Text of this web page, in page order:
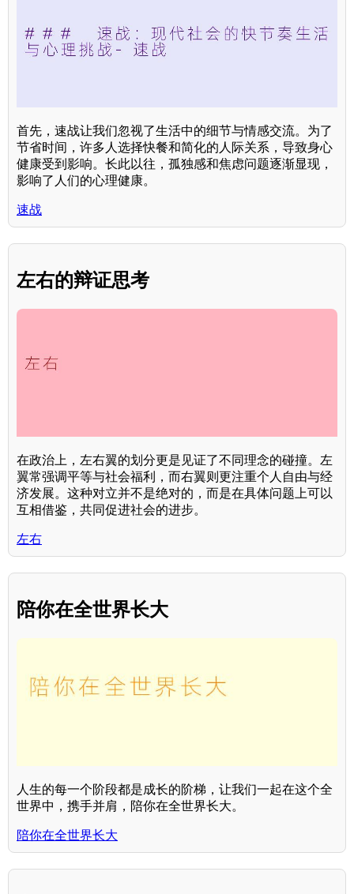
首先，速战让我们忽视了生活中的细节与情感交流。为了
节省时间，许多人选择快餐和简化的人际关系，导致身心
健康受到影响。长此以往，孤独感和焦虑问题逐渐显现，
影响了人们的心理健康。
速战
左右的辩证思考
在政治上，左右翼的划分更是见证了不同理念的碰撞。左
翼常强调平等与社会福利，而右翼则更注重个人自由与经
济发展。这种对立并不是绝对的，而是在具体问题上可以
互相借鉴，共同促进社会的进步。
左右
陪你在全世界长大
人生的每一个阶段都是成长的阶梯，让我们一起在这个全
世界中，携手并肩，陪你在全世界长大。
陪你在全世界长大